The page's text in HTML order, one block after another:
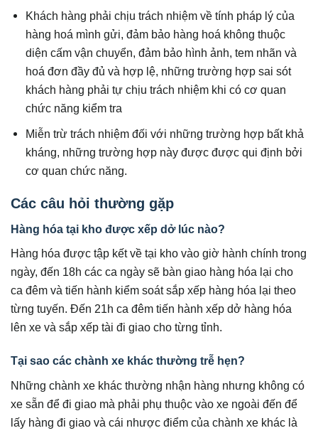
Khách hàng phải chịu trách nhiệm về tính pháp lý của
hàng hoá mình gửi, đảm bảo hàng hoá không thuộc
diện cấm vận chuyển, đảm bảo hình ảnh, tem nhãn và
hoá đơn đầy đủ và hợp lệ, những trường hợp sai sót
khách hàng phải tự chịu trách nhiệm khi có cơ quan
chức năng kiểm tra
Miễn trừ trách nhiệm đối với những trường hợp bất khả
kháng, những trường hợp này được được qui định bởi
cơ quan chức năng.
Các câu hỏi thường gặp
Hàng hóa tại kho được xếp dở lúc nào?
Hàng hóa được tập kết về tại kho vào giờ hành chính trong
ngày, đến 18h các ca ngày sẽ bàn giao hàng hóa lại cho
ca đêm và tiến hành kiểm soát sắp xếp hàng hóa lại theo
từng tuyến. Đến 21h ca đêm tiến hành xếp dở hàng hóa
lên xe và sắp xếp tài đi giao cho từng tỉnh.
Tại sao các chành xe khác thường trễ hẹn?
Những chành xe khác thường nhận hàng nhưng không có
xe sẵn để đi giao mà phải phụ thuộc vào xe ngoài đến để
lấy hàng đi giao và cái nhược điểm của chành xe khác là